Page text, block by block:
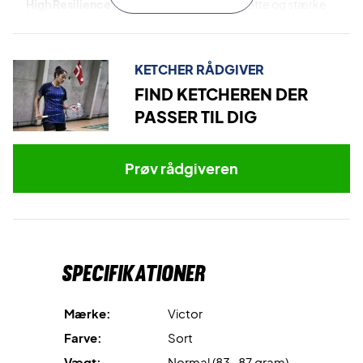
High Resilience Modulus Graphite
er det lette og stærke
Pyrofiler det ultra-lette highperformance japanske
carbon, der også er inkorporeret i skaftet. Dette materiale
fremmer ketcherens kontrol og performance.
brugt i rammen. Dette materiale fremmer kraftoverførslen
Hard Cored Technologyer teknologien, hvor
reboundeffekten.
KETCHER RÅDGIVER
FIND KETCHEREN DER
PASSER TIL DIG
Prøv rådgiveren
Specifikationer
Mærke:
Victor
Farve:
Sort